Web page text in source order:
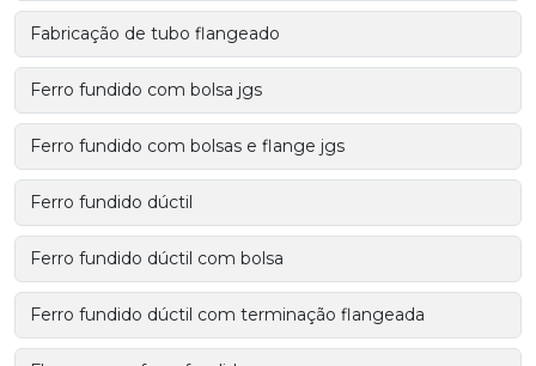
Fabricação de tubo flangeado
Ferro fundido com bolsa jgs
Ferro fundido com bolsas e flange jgs
Ferro fundido dúctil
Ferro fundido dúctil com bolsa
Ferro fundido dúctil com terminação flangeada